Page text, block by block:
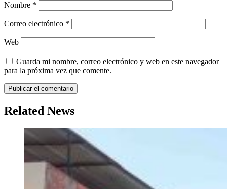
Nombre *
Correo electrónico *
Web
Guarda mi nombre, correo electrónico y web en este navegador
para la próxima vez que comente.
Related News